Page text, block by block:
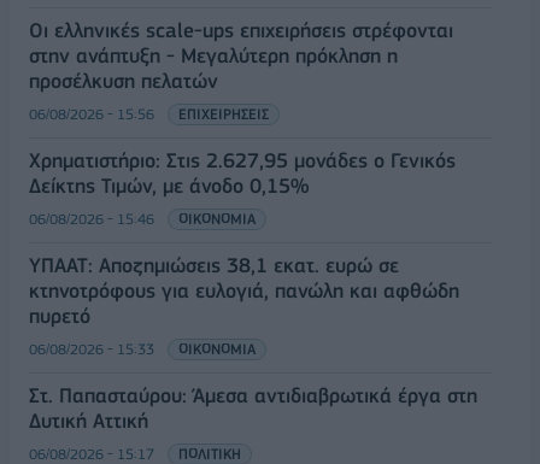
Οι ελληνικές scale-ups επιχειρήσεις στρέφονται
στην ανάπτυξη - Μεγαλύτερη πρόκληση η
προσέλκυση πελατών
06/08/2026 - 15:56 ΕΠΙΧΕΙΡΗΣΕΙΣ
Χρηματιστήριο: Στις 2.627,95 μονάδες ο Γενικός
Δείκτης Τιμών, με άνοδο 0,15%
06/08/2026 - 15:46 ΟΙΚΟΝΟΜΙΑ
ΥΠΑΑΤ: Αποζημιώσεις 38,1 εκατ. ευρώ σε
κτηνοτρόφους για ευλογιά, πανώλη και αφθώδη
πυρετό
06/08/2026 - 15:33 ΟΙΚΟΝΟΜΙΑ
Στ. Παπασταύρου: Άμεσα αντιδιαβρωτικά έργα στη
Δυτική Αττική
06/08/2026 - 15:17 ΠΟΛΙΤΙΚΗ